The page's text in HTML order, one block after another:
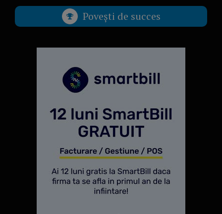
Povești de succes